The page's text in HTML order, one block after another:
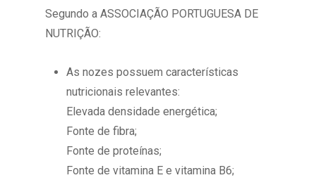
Segundo a ASSOCIAÇÃO PORTUGUESA DE
NUTRIÇÃO:
As nozes possuem características
nutricionais relevantes:
Elevada densidade energética;
Fonte de fibra;
Fonte de proteínas;
Fonte de vitamina E e vitamina B6;